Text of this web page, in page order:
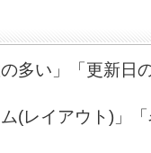
多い」「更新日
(レイアウト)」